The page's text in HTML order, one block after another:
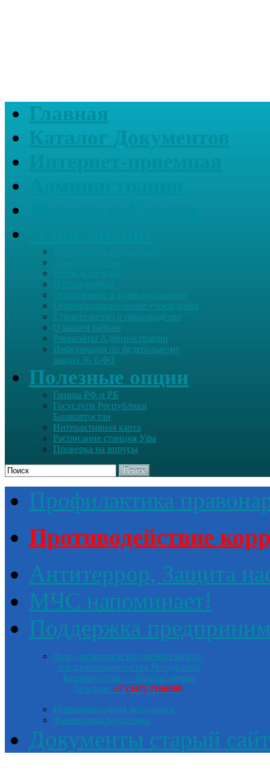
Главная
Награжденные
Образование и здравоохранение
Общеобразовательные учреждения
Строительство и производство
О нашем районе
Реквизиты Администрации
Информация по федеральному
закону № 8-ФЗ
Полезные опции
Гимны РФ и РБ
Госуслуги Республики
Башкортостан
Интерактивная карта
Расписание станция Уфа
Проверка на вирусы
Поиск
Профилактика
Противодействие
Антитеррор, Защита
МЧС напоминает!
Поддержка
Фонд развития и поддержки малого
предпринимательства Республики
Башкортостан — горячая линия
телефон: +7 (347) 2164080
Информационная поддержка
Финансовая поддержка
Документы старый сайт